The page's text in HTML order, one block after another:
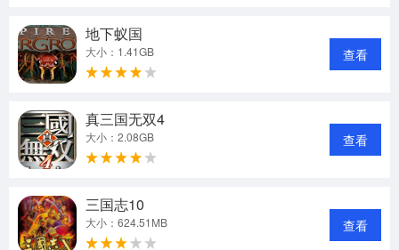
地下蚁国
大小：1.41GB 查看
真三国无双4
大小：2.08GB 查看
三国志10
大小：624.51MB 查看